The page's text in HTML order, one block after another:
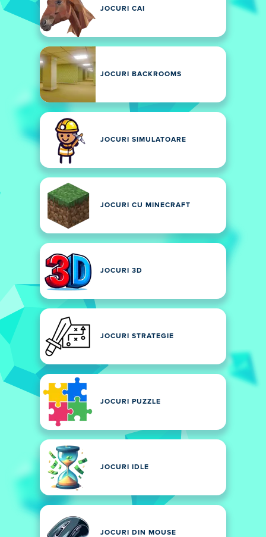
JOCURI CAI
JOCURI BACKROOMS
JOCURI SIMULATOARE
JOCURI CU MINECRAFT
JOCURI 3D
JOCURI STRATEGIE
JOCURI PUZZLE
JOCURI IDLE
JOCURI DIN MOUSE